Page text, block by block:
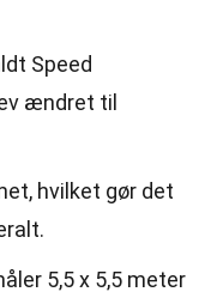
Speed
ændret til
hvilket gør det
5,5 x 5,5 meter